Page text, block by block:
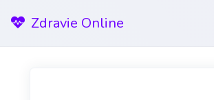
Zdravie Online